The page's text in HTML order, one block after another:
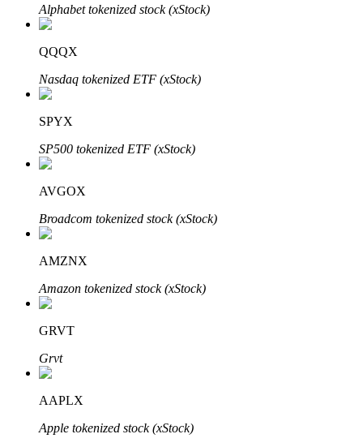
Naucz się stakingu
Dowiedz się, jak uzyskać dochód pasywny
Bitrue
Bitruści Partnerzy
Afiliaci Bitrue
Alphabet tokenized stock (xStock)
QQQX
Nasdaq tokenized ETF (xStock)
SPYX
SP500 tokenized ETF (xStock)
AVGOX
Broadcom tokenized stock (xStock)
AMZNX
Amazon tokenized stock (xStock)
GRVT
Grvt
AAPLX
Apple tokenized stock (xStock)